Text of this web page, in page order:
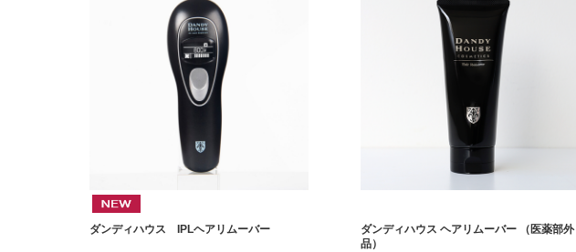
ダンディハウス IPLヘアリムーバー
ダンディハウス ヘアリムーバー （医薬部外
品）